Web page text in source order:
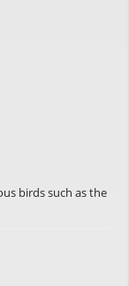
birds such as the